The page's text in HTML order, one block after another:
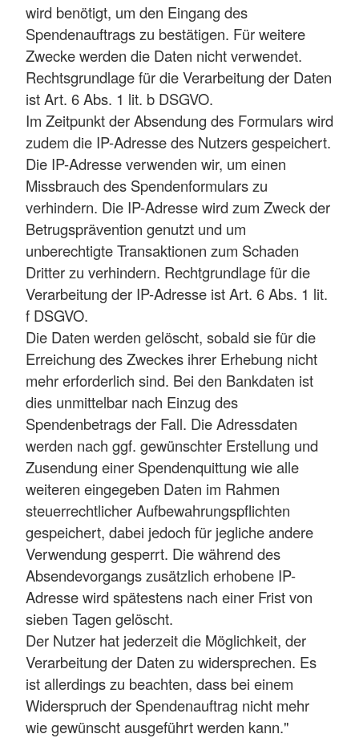
wird benötigt, um den Eingang des
Spendenauftrags zu bestätigen. Für weitere
Zwecke werden die Daten nicht verwendet.
Rechtsgrundlage für die Verarbeitung der Daten
ist Art. 6 Abs. 1 lit. b DSGVO.
Im Zeitpunkt der Absendung des Formulars wird
zudem die IP-Adresse des Nutzers gespeichert.
Die IP-Adresse verwenden wir, um einen
Missbrauch des Spendenformulars zu
verhindern. Die IP-Adresse wird zum Zweck der
Betrugsprävention genutzt und um
unberechtigte Transaktionen zum Schaden
Dritter zu verhindern. Rechtgrundlage für die
Verarbeitung der IP-Adresse ist Art. 6 Abs. 1 lit.
f DSGVO.
Die Daten werden gelöscht, sobald sie für die
Erreichung des Zweckes ihrer Erhebung nicht
mehr erforderlich sind. Bei den Bankdaten ist
dies unmittelbar nach Einzug des
Spendenbetrags der Fall. Die Adressdaten
werden nach ggf. gewünschter Erstellung und
Zusendung einer Spendenquittung wie alle
weiteren eingegeben Daten im Rahmen
steuerrechtlicher Aufbewahrungspflichten
gespeichert, dabei jedoch für jegliche andere
Verwendung gesperrt. Die während des
Absendevorgangs zusätzlich erhobene IP-
Adresse wird spätestens nach einer Frist von
sieben Tagen gelöscht.
Der Nutzer hat jederzeit die Möglichkeit, der
Verarbeitung der Daten zu widersprechen. Es
ist allerdings zu beachten, dass bei einem
Widerspruch der Spendenauftrag nicht mehr
wie gewünscht ausgeführt werden kann."